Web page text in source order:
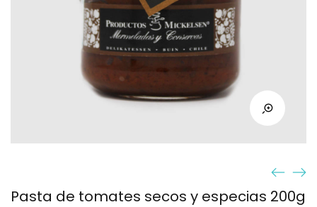
Pasta de tomates secos y especias 200g